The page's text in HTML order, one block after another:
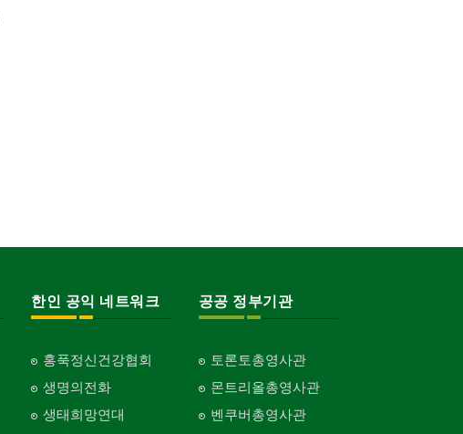
한인 공익 네트워크
홍푹정신건강협회
생명의전화
생태희망연대
공공 정부기관
토론토총영사관
몬트리올총영사관
벤쿠버총영사관